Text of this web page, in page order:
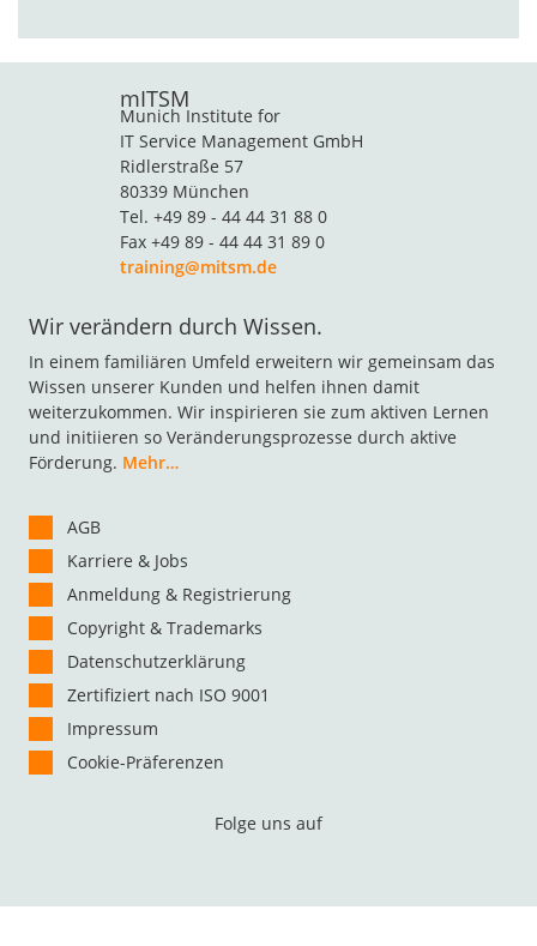
mITSM
Munich Institute for
IT Service Management GmbH
Ridlerstraße 57
80339 München
Tel. +49 89 - 44 44 31 88 0
Fax +49 89 - 44 44 31 89 0
training@mitsm.de
Wir verändern durch Wissen.
In einem familiären Umfeld erweitern wir gemeinsam das
Wissen unserer Kunden und helfen ihnen damit
weiterzukommen. Wir inspirieren sie zum aktiven Lernen
und initiieren so Veränderungsprozesse durch aktive
Förderung. Mehr…
AGB
Karriere & Jobs
Anmeldung & Registrierung
Copyright & Trademarks
Datenschutzerklärung
Zertifiziert nach ISO 9001
Impressum
Cookie-Präferenzen
Folge uns auf